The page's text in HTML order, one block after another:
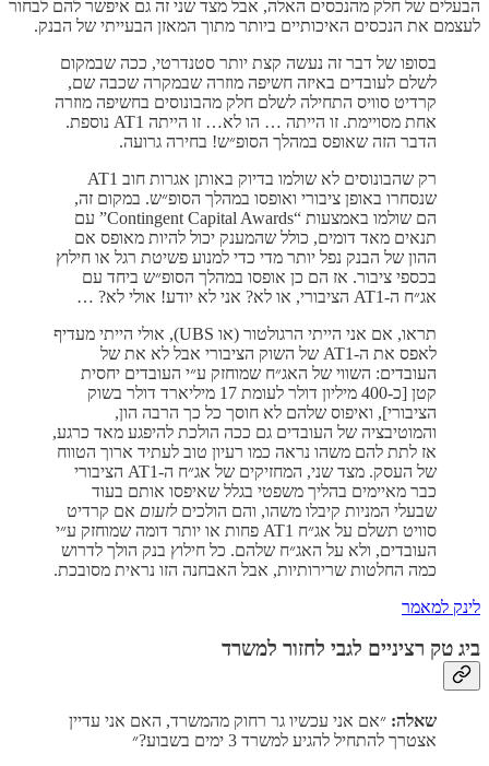
הבעלים של חלק מהנכסים האלה, אבל מצד שני זה גם איפשר להם לבחור
לעצמם את הנכסים האיכותיים ביותר מתוך המאזן הבעייתי של הבנק.
בסופו של דבר זה נעשה קצת יותר סטנדרטי, ככה שבמקום
לשלם לעובדים באיזה חשיפה מוזרה שבמקרה שכבה שם,
קרדיט סוויס התחילה לשלם חלק מהבונוסים בחשיפה מוזרה
אחת מסויימת. זו הייתה … הו לא… זו הייתה AT1 נוספת.
הדבר הזה שאופס במהלך הסופ״ש! בחירה גרועה.
רק שהבונוסים לא שולמו בדיוק באותן אגרות חוב AT1
שנסחרו באופן ציבורי ואופסו במהלך הסופ״ש. במקום זה,
הם שולמו באמצעות “Contingent Capital Awards” עם
תנאים מאד דומים, כולל שהמענק יכול להיות מאופס אם
ההון של הבנק נפל יותר מדי כדי למנוע פשיטת רגל או חילוץ
בכספי ציבור. אז הם כן אופסו במהלך הסופ״ש ביחד עם
אג״ח ה-AT1 הציבורי, או לא? אני לא יודע! אולי לא? …
תראו, אם אני הייתי הרגולטור (או UBS), אולי הייתי מעדיף
לאפס את ה-AT1 של השוק הציבורי אבל לא את של
העובדים: השווי של האג״ח שמוחזק ע״י העובדים יחסית
קטן [כ-400 מיליון דולר לעומת 17 מיליארד דולר בשוק
הציבורי], ואיפוס שלהם לא חוסך כל כך הרבה הון,
והמוטיבציה של העובדים גם ככה הולכת להיפגע מאד כרגע,
אז לתת להם משהו נראה כמו רעיון טוב לעתיד ארוך הטווח
של העסק. מצד שני, המחזיקים של אג״ח ה-AT1 הציבורי
כבר מאיימים בהליך משפטי בגלל שאיפסו אותם בעוד
שבעלי המניות קיבלו משהו, והם הולכיםלזעום אם קרדיט
סוויט תשלם על אג״ח AT1 פחות או יותר דומה שמוחזק ע״י
העובדים, ולא על האג״ח שלהם. כל חילוץ בנק הולך לדרוש
כמה החלטות שרירותיות, אבל האבחנה הזו נראית מסובכת.
לינק למאמר
ביג טק רציניים לגבי לחזור למשרד
שאלה: ״אם אני עכשיו גר רחוק מהמשרד, האם אני עדיין
אצטרך להתחיל להגיע למשרד 3 ימים בשבוע?״